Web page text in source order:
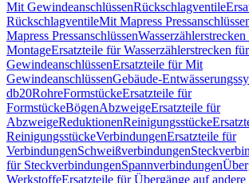
Mit GewindeanschlüssenRückschlagventile
RückschlagventileMit Mapress
Mapress Pressanschlüssen
MontageErsatzteile für Wasserzählerstrecken
GewindeanschlüssenErsatzteile für Mit
GewindeanschlüssenGebäude-
db20RohreFormstückeErsatzteile für
FormstückeBögenAbzweigeErsatzteile für
AbzweigeReduktionenReinigungsstücke
ReinigungsstückeVerbindungenErsatzteile für
VerbindungenSchweißverbindungen
für SteckverbindungenSpannverbindungen
WerkstoffeErsatzteile für Übergänge auf andere